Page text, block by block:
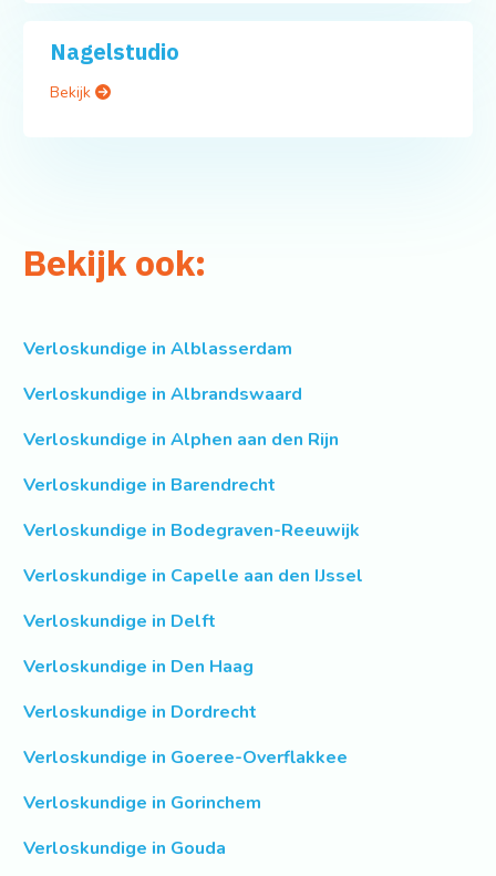
Nagelstudio
Bekijk
Bekijk ook:
Verloskundige in Alblasserdam
Verloskundige in Albrandswaard
Verloskundige in Alphen aan den Rijn
Verloskundige in Barendrecht
Verloskundige in Bodegraven-Reeuwijk
Verloskundige in Capelle aan den IJssel
Verloskundige in Delft
Verloskundige in Den Haag
Verloskundige in Dordrecht
Verloskundige in Goeree-Overflakkee
Verloskundige in Gorinchem
Verloskundige in Gouda